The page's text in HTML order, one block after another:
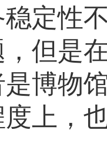
定性
但是
博物
上，